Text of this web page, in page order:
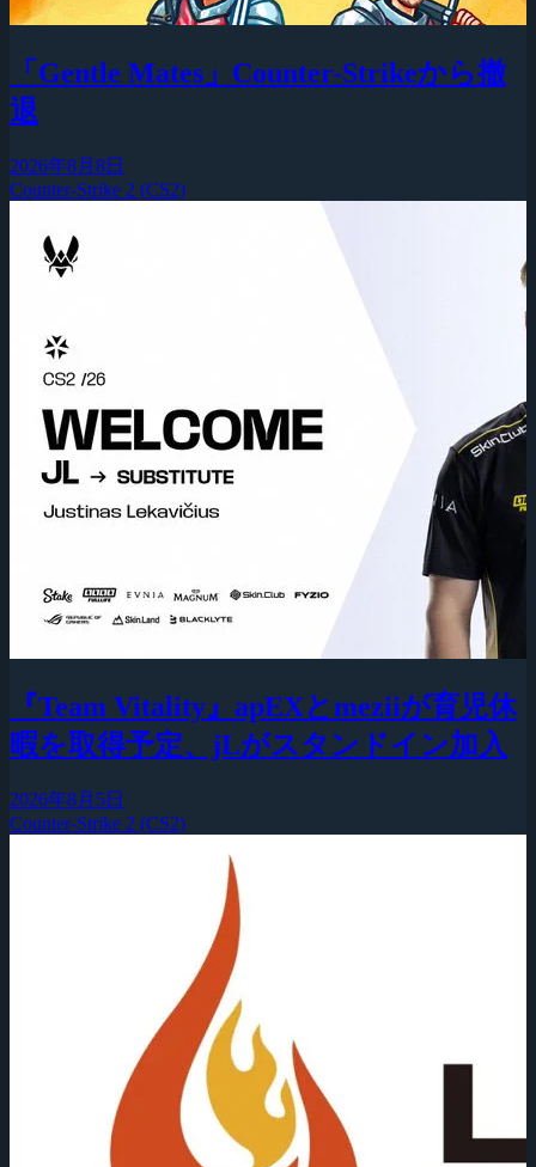
「Gentle Mates」Counter-Strikeから撤
退
2026年8月8日
Counter-Strike 2 (CS2)
『Team Vitality』apEXとmeziiが育児休
暇を取得予定、jLがスタンドイン加入
2026年8月5日
Counter-Strike 2 (CS2)